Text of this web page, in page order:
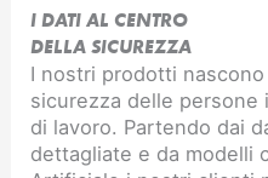
I DATI AL CENTRO
DELLA SICUREZZA
I nostri prodotti
sicurezza delle persone
di lavoro. Partendo dai
dettagliate e da modelli